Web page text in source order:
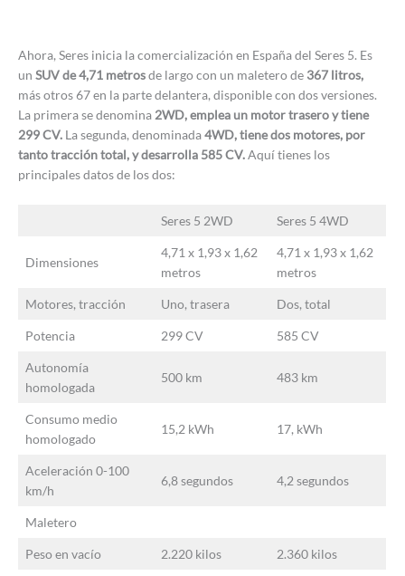
Ahora, Seres inicia la comercialización en España del Seres 5. Es
un SUV de 4,71 metrosde largo con un maletero de 367 litros,
más otros 67 en la parte delantera, disponible con dos versiones.
La primera se denomina 2WD, emplea un motor trasero y tiene
299 CV. La segunda, denominada4WD, tiene dos motores, por
tanto tracción total, y desarrolla 585 CV.Aquí tienes los
principales datos de los dos:
Seres 5 2WD Seres 5 4WD
Dimensiones
4,71 x 1,93 x 1,62
metros
4,71 x 1,93 x 1,62
metros
Motores, tracción Uno, trasera Dos, total
Potencia 299 CV 585 CV
Autonomía
homologada
500 km 483 km
Consumo medio
homologado
15,2 kWh 17, kWh
Aceleración 0-100
km/h
6,8 segundos 4,2 segundos
Maletero
Peso en vacío 2.220 kilos 2.360 kilos